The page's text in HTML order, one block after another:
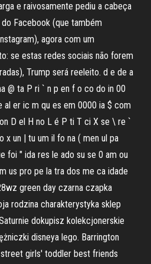
e raivosamente pediu a cabeça
Facebook (que também
agora com um
se estas redes sociais não forem
Trump será reeleito. d e de a
@ ta P ri ` n p en f o co do in 00
al er ic m qu es em 0000 ia $ com
D el H no L é P ti T ci X se \ re `
x un | tu um il fo na ( men ul pa
foi " ida res le ado su se 0 am ou
us pro pe la tra dos me ca idade
green day czarna czapka
rodzina charakterystyka sklep
dokupisz kolekcjonerskie
disneya lego. Barrington
girls' toddler best friends